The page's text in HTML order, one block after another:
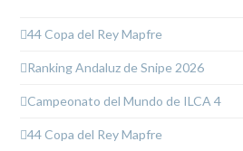
44 Copa del Rey Mapfre
Ranking Andaluz de Snipe 2026
Campeonato del Mundo de ILCA 4
44 Copa del Rey Mapfre